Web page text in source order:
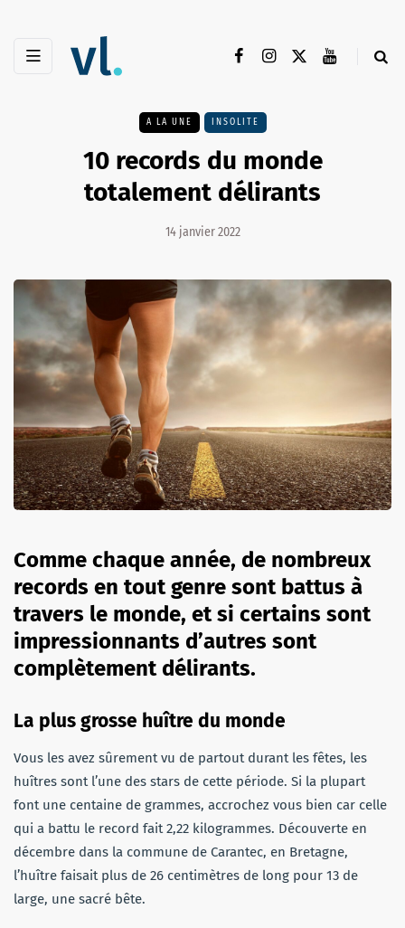
A LA UNE INSOLITE
10 records du monde
totalement délirants
14 janvier 2022
Comme chaque année, de nombreux
records en tout genre sont battus à
travers le monde, et si certains sont
impressionnants d’autres sont
complètement délirants.
La plus grosse huître du monde
Vous les avez sûrement vu de partout durant les fêtes, les
huîtres sont l’une des stars de cette période. Si la plupart
font une centaine de grammes, accrochez vous bien car celle
qui a battu le record fait 2,22 kilogrammes. Découverte en
décembre dans la commune de Carantec, en Bretagne,
l’huître faisait plus de 26 centimètres de long pour 13 de
large, une sacré bête.